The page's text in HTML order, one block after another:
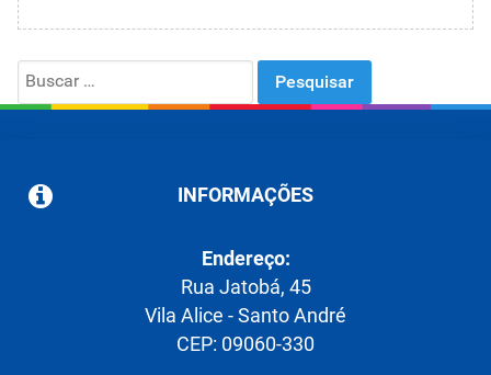
Search
INFORMAÇÕES
Endereço:
Rua Jatobá, 45
Vila Alice - Santo André
CEP: 09060-330